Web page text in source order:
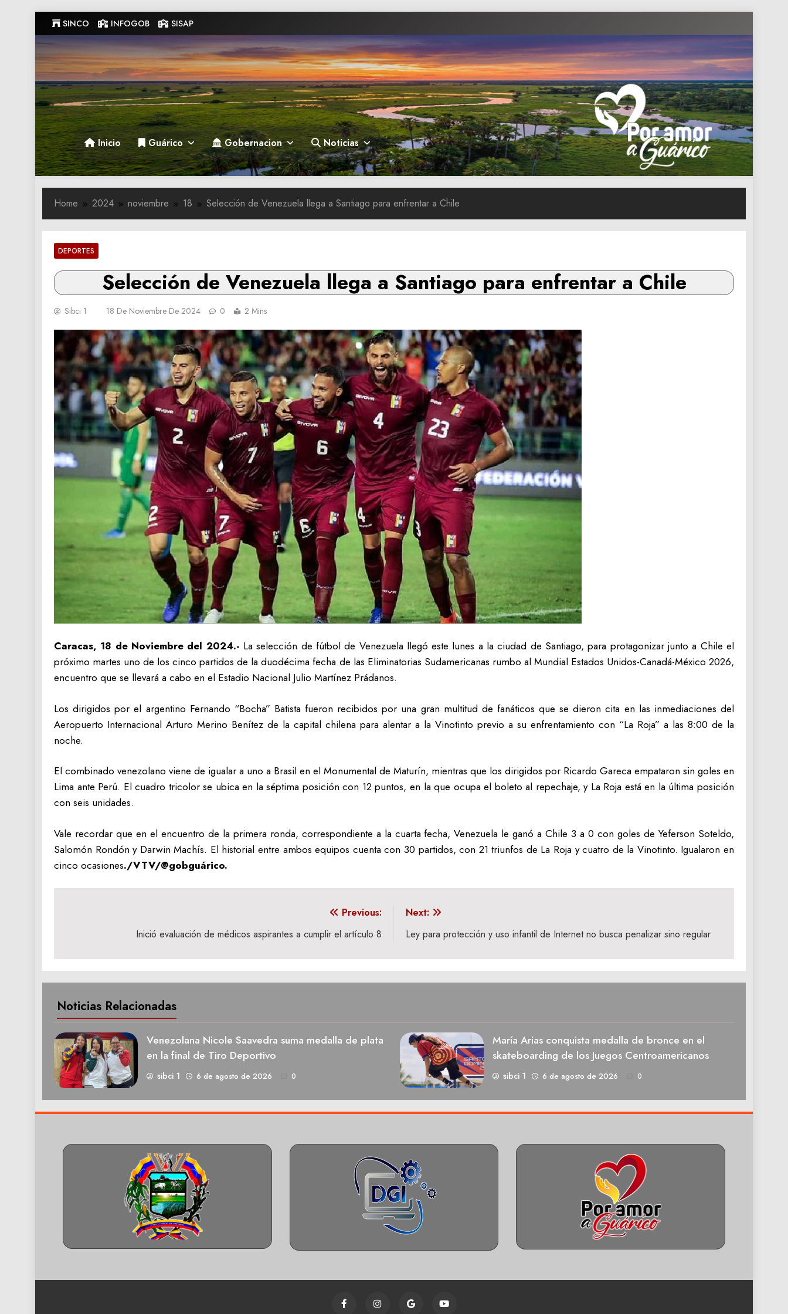
to
content
SINCO INFOGOB SISAP
Gobernacion de Guarico
Gobernacion de Guarico
Inicio Guárico Gobernacion Noticias
Home 2024 noviembre 18 Selección de Venezuela llega a Santiago para enfrentar a Chile
DEPORTES
Selección de Venezuela llega a Santiago para enfrentar a Chile
Sibci 1 18 De Noviembre De 2024 0 2 Mins
Caracas, 18 de Noviembre del 2024.- La selección de fútbol de Venezuela llegó este lunes a la ciudad de Santiago, para protagonizar junto a Chile el
próximo martes uno de los cinco partidos de la duodécima fecha de las Eliminatorias Sudamericanas rumbo al Mundial Estados Unidos-Canadá-México 2026,
encuentro que se llevará a cabo en el Estadio Nacional Julio Martínez Prádanos.
Los dirigidos por el argentino Fernando “Bocha” Batista fueron recibidos por una gran multitud de fanáticos que se dieron cita en las inmediaciones del
Aeropuerto Internacional Arturo Merino Benítez de la capital chilena para alentar a la Vinotinto previo a su enfrentamiento con “La Roja” a las 8:00 de la
noche.
El combinado venezolano viene de igualar a uno a Brasil en el Monumental de Maturín, mientras que los dirigidos por Ricardo Gareca empataron sin goles en
Lima ante Perú. El cuadro tricolor se ubica en la séptima posición con 12 puntos, en la que ocupa el boleto al repechaje, y La Roja está en la última posición
con seis unidades.
Vale recordar que en el encuentro de la primera ronda, correspondiente a la cuarta fecha, Venezuela le ganó a Chile 3 a 0 con goles de Yeferson Soteldo,
Salomón Rondón y Darwin Machís. El historial entre ambos equipos cuenta con 30 partidos, con 21 triunfos de La Roja y cuatro de la Vinotinto. Igualaron en
cinco ocasiones./VTV/@gobguárico.
entradas
Previous:
Inició evaluación de médicos aspirantes a cumplir el artículo 8
Next:
Ley para protección y uso infantil de Internet no busca penalizar sino regular
Noticias Relacionadas
Venezolana Nicole Saavedra suma medalla de plata
en la final de Tiro Deportivo
sibci 1 6 de agosto de 2026 0
María Arias conquista medalla de bronce en el
skateboarding de los Juegos Centroamericanos
sibci 1 6 de agosto de 2026 0